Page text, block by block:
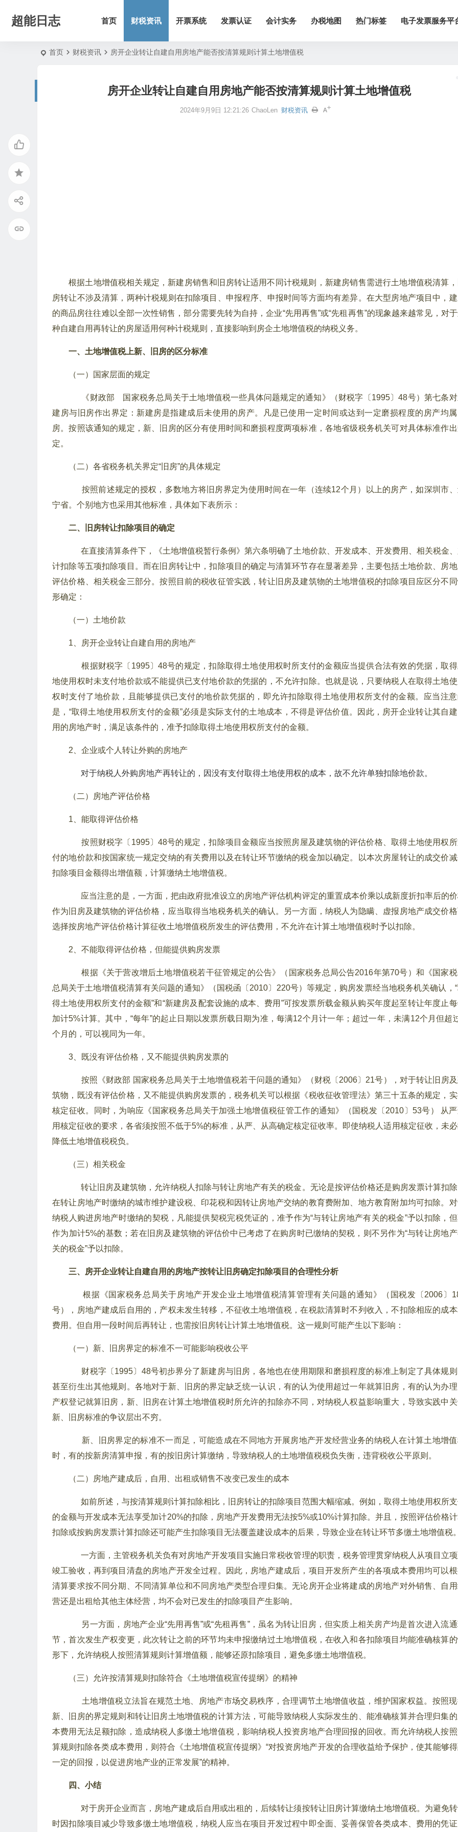
超能日志 首页 财税资讯 开票系统 发票认证 会计实务 办税地图 热门标签 电子发票服务平
首页 财税资讯 房开企业转让自建自用房地产能否按清算规则计算土地增值税
房开企业转让自建自用房地产能否按清算规则计算土地增值税
2024年9月9日 12:21:26 ChaoLen 财税资讯
根据土地增值税相关规定，新建房销售和旧房转让适用不同计税规则，新建房销售需进行土地增值税清算，
房转让不涉及清算，两种计税规则在扣除项目、申报程序、申报时间等方面均有差异。在大型房地产项目中，
的商品房往往难以全部一次性销售，部分需要先转为自持，企业“先用再售”或“先租再售”的现象越来越常见，对
种自建自用再转让的房屋适用何种计税规则，直接影响到房企土地增值税的纳税义务。
一、土地增值税上新、旧房的区分标准
（一）国家层面的规定
《财政部 国家税务总局关于土地增值税一些具体问题规定的通知》（财税字〔1995〕48号）第七条
建房与旧房作出界定：新建房是指建成后未使用的房产。凡是已使用一定时间或达到一定磨损程度的房产均属
房。按照该通知的规定，新、旧房的区分有使用时间和磨损程度两项标准，各地省级税务机关可对具体标准作
定。
（二）各省税务机关界定“旧房”的具体规定
按照前述规定的授权，多数地方将旧房界定为使用时间在一年（连续12个月）以上的房产，如深圳市、
宁省。个别地方也采用其他标准，具体如下表所示：
二、旧房转让扣除项目的确定
在直接清算条件下，《土地增值税暂行条例》第六条明确了土地价款、开发成本、开发费用、相关税金
计扣除等五项扣除项目。而在旧房转让中，扣除项目的确定与清算环节存在显著差异，主要包括土地价款、房
评估价格、相关税金三部分。按照目前的税收征管实践，转让旧房及建筑物的土地增值税的扣除项目应区分不
形确定：
（一）土地价款
1、房开企业转让自建自用的房地产
根据财税字〔1995〕48号的规定，扣除取得土地使用权时所支付的金额应当提供合法有效的凭据，取得
地使用权时未支付地价款或不能提供已支付地价款的凭据的，不允许扣除。也就是说，只要纳税人在取得土地使
权时支付了地价款，且能够提供已支付的地价款凭据的，即允许扣除取得土地使用权所支付的金额。应当注
是，“取得土地使用权所支付的金额”必须是实际支付的土地成本，不得是评估价值。因此，房开企业转让其自建
用的房地产时，满足该条件的，准予扣除取得土地使用权所支付的金额。
2、企业或个人转让外购的房地产
对于纳税人外购房地产再转让的，因没有支付取得土地使用权的成本，故不允许单独扣除地价款。
（二）房地产评估价格
1、能取得评估价格
按照财税字〔1995〕48号的规定，扣除项目金额应当按照房屋及建筑物的评估价格、取得土地使用权
付的地价款和按国家统一规定交纳的有关费用以及在转让环节缴纳的税金加以确定。以本次房屋转让的成交价
扣除项目金额得出增值额，计算缴纳土地增值税。
应当注意的是，一方面，把由政府批准设立的房地产评估机构评定的重置成本价乘以成新度折扣率后的
作为旧房及建筑物的评估价格，应当取得当地税务机关的确认。另一方面，纳税人为隐瞒、虚报房地产成交价
选择按房地产评估价格计算征收土地增值税所发生的评估费用，不允许在计算土地增值税时予以扣除。
2、不能取得评估价格，但能提供购房发票
根据《关于营改增后土地增值税若干征管规定的公告》（国家税务总局公告2016年第70号）和《国家
总局关于土地增值税清算有关问题的通知》（国税函〔2010〕220号）等规定，购房发票经当地税务机关确认，“
得土地使用权所支付的金额”和“新建房及配套设施的成本、费用”可按发票所载金额从购买年度起至转让年度止
加计5%计算。其中，“每年”的起止日期以发票所载日期为准，每满12个月计一年；超过一年，未满12个月但超
个月的，可以视同为一年。
3、既没有评估价格，又不能提供购房发票的
按照《财政部 国家税务总局关于土地增值税若干问题的通知》（财税〔2006〕21号），对于转让旧房
筑物，既没有评估价格，又不能提供购房发票的，税务机关可以根据《税收征收管理法》第三十五条的规定，
核定征收。同时，为响应《国家税务总局关于加强土地增值税征管工作的通知》（国税发〔2010〕53号） 从
用核定征收的要求，各省须按照不低于5%的标准，从严、从高确定核定征收率。即使纳税人适用核定征收，未
降低土地增值税税负。
（三）相关税金
转让旧房及建筑物，允许纳税人扣除与转让房地产有关的税金。无论是按评估价格还是购房发票计算扣除
在转让房地产时缴纳的城市维护建设税、印花税和因转让房地产交纳的教育费附加、地方教育附加均可扣除。
纳税人购进房地产时缴纳的契税，凡能提供契税完税凭证的，准予作为“与转让房地产有关的税金”予以扣除，
作为加计5%的基数；若在旧房及建筑物的评估价中已考虑了在购房时已缴纳的契税，则不另作为“与转让房地
关的税金”予以扣除。
三、房开企业转让自建自用的房地产按转让旧房确定扣除项目的合理性分析
根据《国家税务总局关于房地产开发企业土地增值税清算管理有关问题的通知》（国税发〔2006〕
号），房地产建成后自用的，产权未发生转移，不征收土地增值税，在税款清算时不列收入，不扣除相应的成
费用。但自用一段时间后再转让，也需按旧房转让计算土地增值税。这一规则可能产生以下影响：
（一）新、旧房界定的标准不一可能影响税收公平
财税字〔1995〕48号初步界分了新建房与旧房，各地也在使用期限和磨损程度的标准上制定了具体规则
甚至衍生出其他规则。各地对于新、旧房的界定缺乏统一认识，有的认为使用超过一年就算旧房，有的认为办理
产权登记就算旧房，新、旧房在计算土地增值税时所允许的扣除亦不同，对纳税人权益影响重大，导致实践中
新、旧房标准的争议层出不穷。
新、旧房界定的标准不一而足，可能造成在不同地方开展房地产开发经营业务的纳税人在计算土地增
时，有的按新房清算申报，有的按旧房计算缴纳，导致纳税人的土地增值税税负失衡，违背税收公平原则。
（二）房地产建成后，自用、出租或销售不改变已发生的成本
如前所述，与按清算规则计算扣除相比，旧房转让的扣除项目范围大幅缩减。例如，取得土地使用权所
的金额与开发成本无法享受加计20%的扣除，房地产开发费用无法按5%或10%计算扣除。并且，按照评估价格
扣除或按购房发票计算扣除还可能产生扣除项目无法覆盖建设成本的后果，导致企业在转让环节多缴土地增值税。
一方面，主管税务机关负有对房地产开发项目实施日常税收管理的职责，税务管理贯穿纳税人从项目立项
竣工验收，再到项目清盘的房地产开发全过程。因此，房地产建成后，项目开发所产生的各项成本费用均可以
清算要求按不同分期、不同清算单位和不同房地产类型合理归集。无论房开企业将建成的房地产对外销售、自
营还是出租给其他主体经营，均不会对已发生的扣除项目产生影响。
另一方面，房地产企业“先用再售”或“先租再售”，虽名为转让旧房，但实质上相关房产均是首次进入流
节，首次发生产权变更，此次转让之前的环节均未申报缴纳过土地增值税，在收入和各扣除项目均能准确核算
形下，允许纳税人按照清算规则计算增值额，能够还原扣除项目，避免多缴土地增值税。
（三）允许按清算规则扣除符合《土地增值税宣传提纲》的精神
土地增值税立法旨在规范土地、房地产市场交易秩序，合理调节土地增值收益，维护国家权益。按照
新、旧房的界定规则和转让旧房土地增值税的计算方法，可能导致纳税人实际发生的、能准确核算并合理归集
本费用无法足额扣除，造成纳税人多缴土地增值税，影响纳税人投资房地产合理回报的回收。而允许纳税人按
算规则扣除各类成本费用，则符合《土地增值税宣传提纲》“对投资房地产开发的合理收益给予保护，使其能够得
一定的回报，以促进房地产业的正常发展”的精神。
四、小结
对于房开企业而言，房地产建成后自用或出租的，后续转让须按转让旧房计算缴纳土地增值税。为避免
时因扣除项目减少导致多缴土地增值税，纳税人应当在项目开发过程中即全面、妥善保管各类成本、费用的凭证